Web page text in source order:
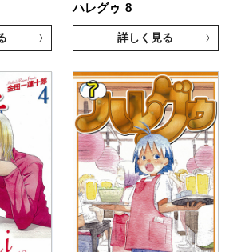
ハレグゥ 8
詳しく見る